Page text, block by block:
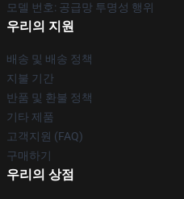
모델 번호: 공급망 투명성 행위
우리의 지원
배송 및 배송 정책
지불 기간
반품 및 환불 정책
기타 제품
고객지원 (FAQ)
구매하기
우리의 상점